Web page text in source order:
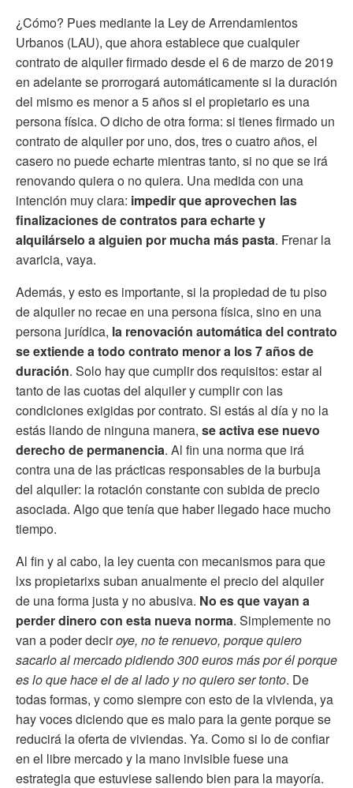
¿Cómo? Pues mediante la Ley de Arrendamientos
Urbanos (LAU), que ahora establece que cualquier
contrato de alquiler firmado desde el 6 de marzo de 2019
en adelante se prorrogará automáticamente si la duración
del mismo es menor a 5 años si el propietario es una
persona física. O dicho de otra forma: si tienes firmado un
contrato de alquiler por uno, dos, tres o cuatro años, el
casero no puede echarte mientras tanto, si no que se irá
renovando quiera o no quiera. Una medida con una
intención muy clara: impedir que aprovechen las
finalizaciones de contratos para echarte y
alquilárselo a alguien por mucha más pasta. Frenar la
avaricia, vaya.
Además, y esto es importante, si la propiedad de tu piso
de alquiler no recae en una persona física, sino en una
persona jurídica, la renovación automática del contrato
se extiende a todo contrato menor a los 7 años de
duración. Solo hay que cumplir dos requisitos: estar al
tanto de las cuotas del alquiler y cumplir con las
condiciones exigidas por contrato. Si estás al día y no la
estás liando de ninguna manera, se activa ese nuevo
derecho de permanencia. Al fin una norma que irá
contra una de las prácticas responsables de la burbuja
del alquiler: la rotación constante con subida de precio
asociada. Algo que tenía que haber llegado hace mucho
tiempo.
Al fin y al cabo, la ley cuenta con mecanismos para que
lxs propietarixs suban anualmente el precio del alquiler
de una forma justa y no abusiva. No es que vayan a
perder dinero con esta nueva norma. Simplemente no
van a poder deciroye, no te renuevo, porque quiero
sacarlo al mercado pidiendo 300 euros más por él porque
es lo que hace el de al lado y no quiero ser tonto. De
todas formas, y como siempre con esto de la vivienda, ya
hay voces diciendo que es malo para la gente porque se
reducirá la oferta de viviendas. Ya. Como si lo de confiar
en el libre mercado y la mano invisible fuese una
estrategia que estuviese saliendo bien para la mayoría.